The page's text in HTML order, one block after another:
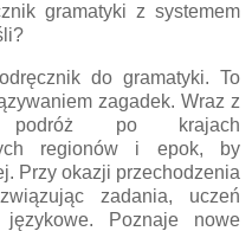
gramatyki z systemem
do gramatyki. To
zagadek. Wraz z
podróż po krajach
regionów i epok, by
Przy okazji przechodzenia
zadania, uczeń
Poznaje nowe